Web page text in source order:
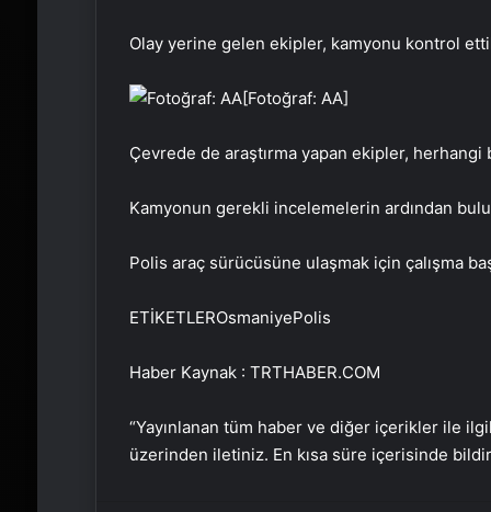
Olay yerine gelen ekipler, kamyonu kontrol
[Fotoğraf: AA]
Çevrede de araştırma yapan ekipler, herhangi
Kamyonun gerekli incelemelerin ardından
Polis araç sürücüsüne ulaşmak için çalışma
ETİKETLEROsmaniyePolis
Haber Kaynak : TRTHABER.COM
“Yayınlanan tüm haber ve diğer içerikler ile
üzerinden iletiniz. En kısa süre içerisinde